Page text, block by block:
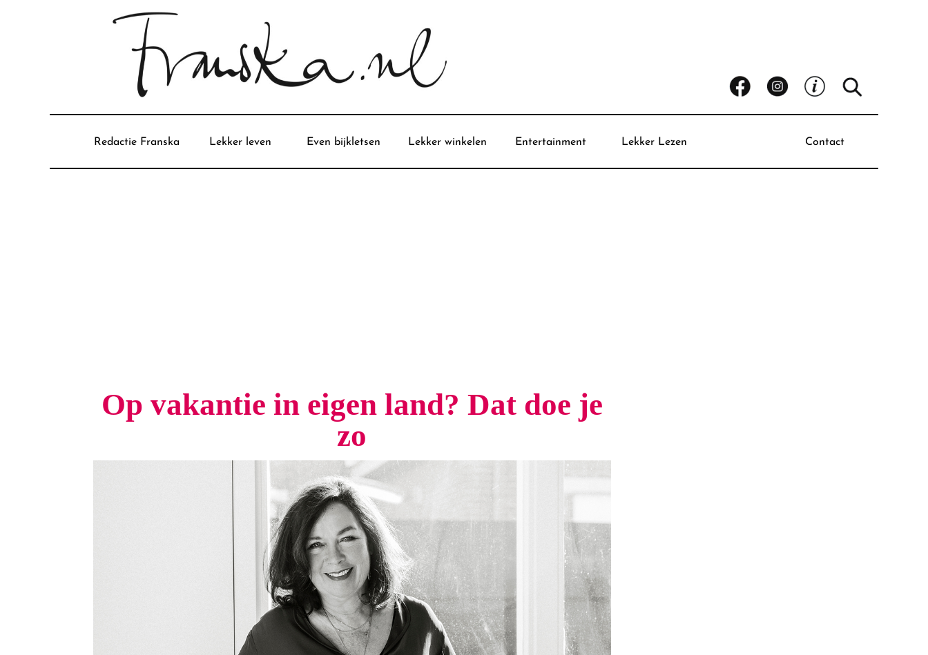
Redactie Franska Lekker leven Even bijkletsen Lekker winkelen Entertainment Lekker Lezen Contact
Op vakantie in eigen land? Dat doe je
zo